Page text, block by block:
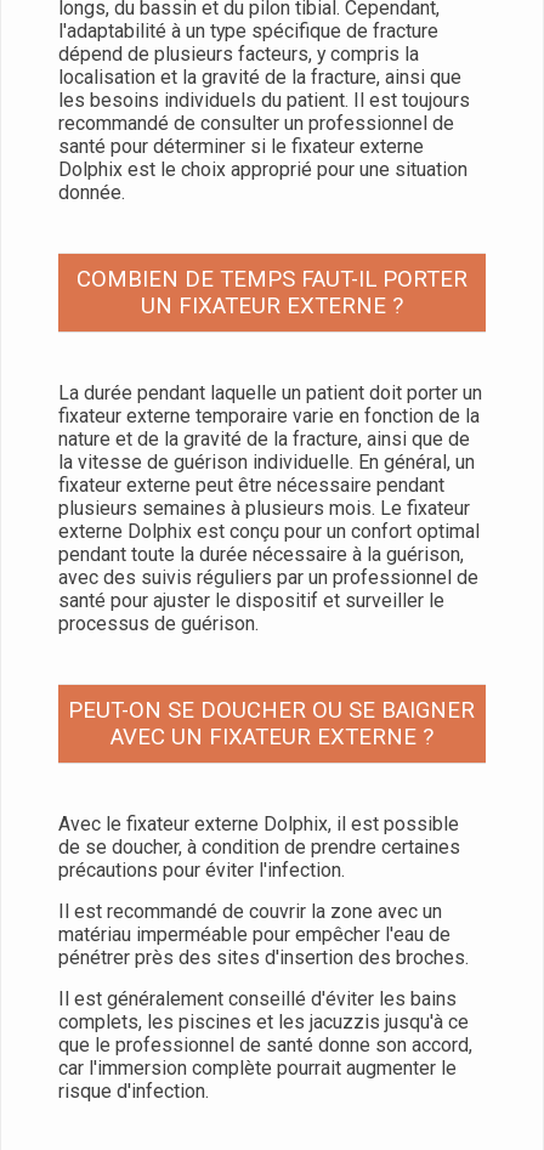
longs, du bassin et du pilon tibial. Cependant,
l'adaptabilité à un type spécifique de fracture
dépend de plusieurs facteurs, y compris la
localisation et la gravité de la fracture, ainsi que
les besoins individuels du patient. Il est toujours
recommandé de consulter un professionnel de
santé pour déterminer si le fixateur externe
Dolphix est le choix approprié pour une situation
donnée.
COMBIEN DE TEMPS FAUT-IL PORTER
UN FIXATEUR EXTERNE ?
La durée pendant laquelle un patient doit porter un
fixateur externe temporaire varie en fonction de la
nature et de la gravité de la fracture, ainsi que de
la vitesse de guérison individuelle. En général, un
fixateur externe peut être nécessaire pendant
plusieurs semaines à plusieurs mois. Le fixateur
externe Dolphix est conçu pour un confort optimal
pendant toute la durée nécessaire à la guérison,
avec des suivis réguliers par un professionnel de
santé pour ajuster le dispositif et surveiller le
processus de guérison.
PEUT-ON SE DOUCHER OU SE BAIGNER
AVEC UN FIXATEUR EXTERNE ?
Avec le fixateur externe Dolphix, il est possible
de se doucher, à condition de prendre certaines
précautions pour éviter l'infection.
Il est recommandé de couvrir la zone avec un
matériau imperméable pour empêcher l'eau de
pénétrer près des sites d'insertion des broches.
Il est généralement conseillé d'éviter les bains
complets, les piscines et les jacuzzis jusqu'à ce
que le professionnel de santé donne son accord,
car l'immersion complète pourrait augmenter le
risque d'infection.